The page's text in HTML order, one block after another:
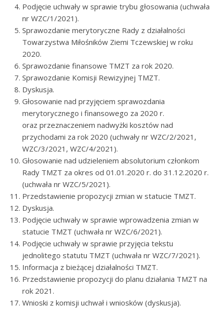
Podjęcie uchwały w sprawie trybu głosowania (uchwała
nr WZC/1/2021).
Sprawozdanie merytoryczne Rady z działalności
Towarzystwa Miłośników Ziemi Tczewskiej w roku
2020.
Sprawozdanie finansowe TMZT za rok 2020.
Sprawozdanie Komisji Rewizyjnej TMZT.
Dyskusja.
Głosowanie nad przyjęciem sprawozdania
merytorycznego i finansowego za 2020 r.
oraz przeznaczeniem nadwyżki kosztów nad
przychodami za rok 2020 (uchwały nr WZC/2/2021,
WZC/3/2021, WZC/4/2021).
Głosowanie nad udzieleniem absolutorium członkom
Rady TMZT za okres od 01.01.2020 r. do 31.12.2020 r.
(uchwała nr WZC/5/2021).
Przedstawienie propozycji zmian w statucie TMZT.
Dyskusja.
Podjęcie uchwały w sprawie wprowadzenia zmian w
statucie TMZT (uchwała nr WZC/6/2021).
Podjęcie uchwały w sprawie przyjęcia tekstu
jednolitego statutu TMZT (uchwała nr WZC/7/2021).
Informacja z bieżącej działalności TMZT.
Przedstawienie propozycji do planu działania TMZT na
rok 2021.
Wnioski z komisji uchwał i wniosków (dyskusja).